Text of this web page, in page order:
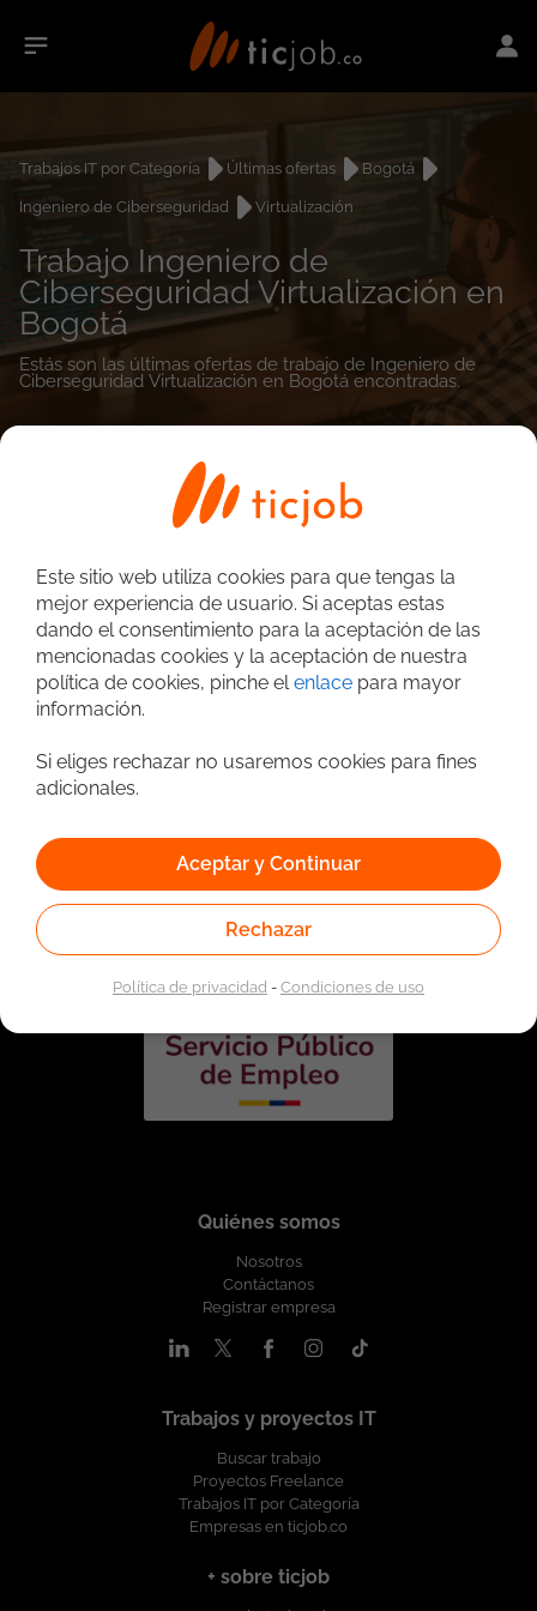
Trabajos IT por Categoría Últimas ofertas
Bogotá
Ingeniero de Ciberseguridad
Virtualización
Trabajo Ingeniero de
Ciberseguridad Virtualización en
Bogotá
Estás son las últimas ofertas de trabajo de Ingeniero de
Ciberseguridad Virtualización en Bogotá encontradas.
empleos encontrados
Búsqueda avanzada
Vinculado a la red de prestadores del Servicio Público de
Empleo. Autorizado por la Unidad Administrativa Especial
del Servicio Público de Empleo según Resolución No.
0026 del 17 de Enero de 2023,Ver resolución.
Quiénes somos
Nosotros
Contáctanos
Registrar empresa
Trabajos y proyectos IT
Buscar trabajo
Proyectos Freelance
Trabajos IT por Categoría
Empresas en ticjob.co
+ sobre ticjob
Este sitio web utiliza cookies para que tengas la
mejor experiencia de usuario. Si aceptas estas
dando el consentimiento para la aceptación de las
mencionadas cookies y la aceptación de nuestra
política de cookies, pinche elenlace para mayor
información.
Si eliges rechazar no usaremos cookies para fines
adicionales.
Aceptar y Continuar
Rechazar
Política de privacidad -Condiciones de uso